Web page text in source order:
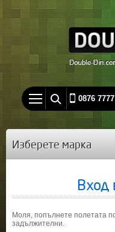
0876
Изберете марка
Вход
Моля, попълнете полетата
задължителни.